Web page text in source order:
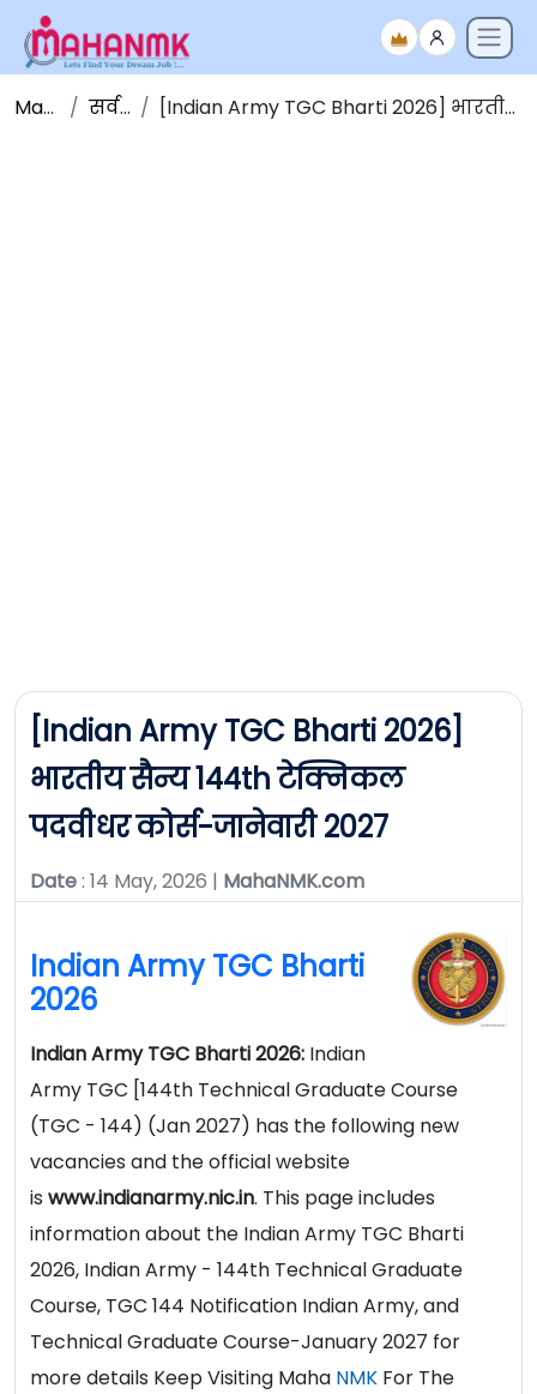
Maha NMK सर्व जाहिराती [Indian Army TGC Bharti 2026] भारतीय सैन्य 144th टेक्निकल पदवीधर कोर्स-जानेवारी 2027
[Indian Army TGC Bharti 2026]
भारतीय सैन्य 144th टेक्निकल
पदवीधर कोर्स-जानेवारी 2027
Date: 14 May, 2026 | MahaNMK.com
Indian Army TGC Bharti
2026
Indian Army TGC Bharti 2026: Indian
Army TGC [144th Technical Graduate Course
(TGC - 144) (Jan 2027) has the following new
vacancies and the official website
is www.indianarmy.nic.in. This page includes
information about the Indian Army TGC Bharti
2026, Indian Army - 144th Technical Graduate
Course, TGC 144 Notification Indian Army, and
Technical Graduate Course-January 2027 for
more details Keep Visiting Maha NMK For The